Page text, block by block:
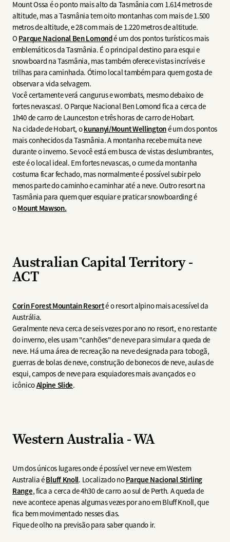
Mount Ossa é o ponto mais alto da Tasmânia com 1.614 metros de
altitude, mas a Tasmânia tem oito montanhas com mais de 1.500
metros de altitude, e 28 com mais de 1.220 metros de altitude.
OParque Nacional Ben Lomondé um dos pontos turísticos mais
emblemáticos da Tasmânia. É o principal destino para esqui e
snowboard na Tasmânia, mas também oferece vistas incríveis e
trilhas para caminhada. Ótimo local também para quem gosta de
observar a vida selvagem.
Você certamente verá cangurus e wombats, mesmo debaixo de
fortes nevascas!. O Parque Nacional Ben Lomond fica a cerca de
1h40 de carro de Launceston e três horas de carro de Hobart.
Na cidade de Hobart, okunanyi/Mount Wellingtoné um dos pontos
mais conhecidos da Tasmânia. A montanha recebe muita neve
durante o inverno. Se você está em busca de vistas deslumbrantes,
este é o local ideal. Em fortes nevascas, o cume da montanha
costuma ficar fechado, mas normalmente é possível subir pelo
menos parte do caminho e caminhar até a neve. Outro resort na
Tasmânia para quem quer esquiar e praticar snowboarding é
oMount Mawson.
Australian Capital Territory -
ACT
Corin Forest Mountain Resorté o resort alpino mais acessível da
Austrália.
Geralmente neva cerca de seis vezes por ano no resort, e no restante
do inverno, eles usam "canhões" de neve para simular a queda de
neve. Há uma área de recreação na neve designada para tobogã,
guerras de bolas de neve, construção de bonecos de neve, aulas de
esqui, campos de neve para esquiadores mais avançados e o
icônicoAlpine Slide.
Western Australia - WA
Um dos únicos lugares onde é possível ver neve em Western
Australia éBluff Knoll. Localizado noParque Nacional Stirling
Range, fica a cerca de 4h30 de carro ao sul de Perth. A queda de
neve acontece apenas algumas vezes por ano em Bluff Knoll, que
fica bem movimentado nesses dias.
Fique de olho na previsão para saber quando ir.